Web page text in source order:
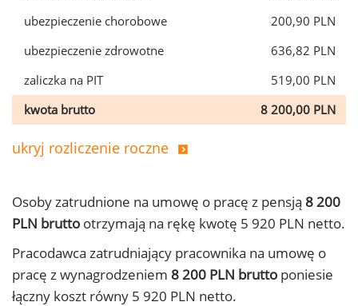
ubezpieczenie chorobowe
200,90 PLN
ubezpieczenie zdrowotne
636,82 PLN
zaliczka na PIT
519,00 PLN
kwota brutto
8 200,00 PLN
ukryj rozliczenie roczne
Osoby zatrudnione na umowę o pracę z pensją 8 200
PLN brutto otrzymają na rękę kwotę 5 920 PLN netto.
Pracodawca zatrudniający pracownika na umowę o
pracę z wynagrodzeniem 8 200 PLN brutto poniesie
łączny koszt równy 5 920 PLN netto.